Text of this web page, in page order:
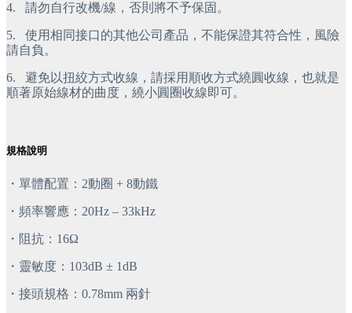
4. 請勿自行改機/線，否則將不予保固。
5.
使用相同接口的其他公司產品，不能保證其符合性，風險
請自負。
6.
避免以扭絞方式收線，請採用順收方式繞圓收線，也就是
順著原始線材的曲度，繞小圓圈收線即可。
規格說明
・單體配置：2動圈 + 8動鐵
・頻率響應：20Hz – 33kHz
・阻抗：16Ω
・靈敏度：103dB ± 1dB
・接頭規格：0.78mm 兩針